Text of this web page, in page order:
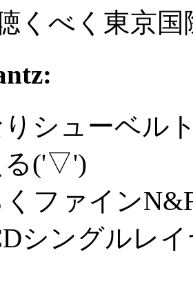
くべく東京
りシューベル
る('▽')
ファイン
シングルレ